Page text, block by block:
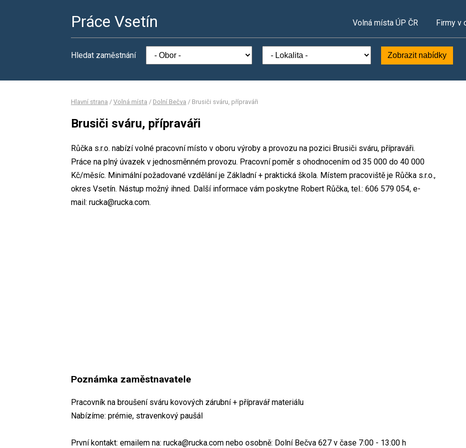
Práce Vsetín Volná místa ÚP ČR Firmy v
Hledat zaměstnání Zobrazit nabídky
Hlavní strana / Volná místa / Dolní Bečva / Brusiči sváru, přípraváři
Brusiči sváru, přípraváři
Růčka s.r.o. nabízí volné pracovní místo v oboru výroby a provozu na pozici Brusiči sváru, přípraváři.
Práce na plný úvazek v jednosměnném provozu. Pracovní poměr s ohodnocením od 35 000 do 40 000
Kč/měsíc. Minimální požadované vzdělání je Základní + praktická škola. Místem pracoviště je Růčka s.r.o.,
okres Vsetín. Nástup možný ihned. Další informace vám poskytne Robert Růčka, tel.: 606 579 054, e-
mail: rucka@rucka.com.
Poznámka zaměstnavatele
Pracovník na broušení sváru kovových zárubní + přípravář materiálu
Nabízíme: prémie, stravenkový paušál
První kontakt: emailem na: rucka@rucka.com nebo osobně: Dolní Bečva 627 v čase 7:00 - 13:00 h